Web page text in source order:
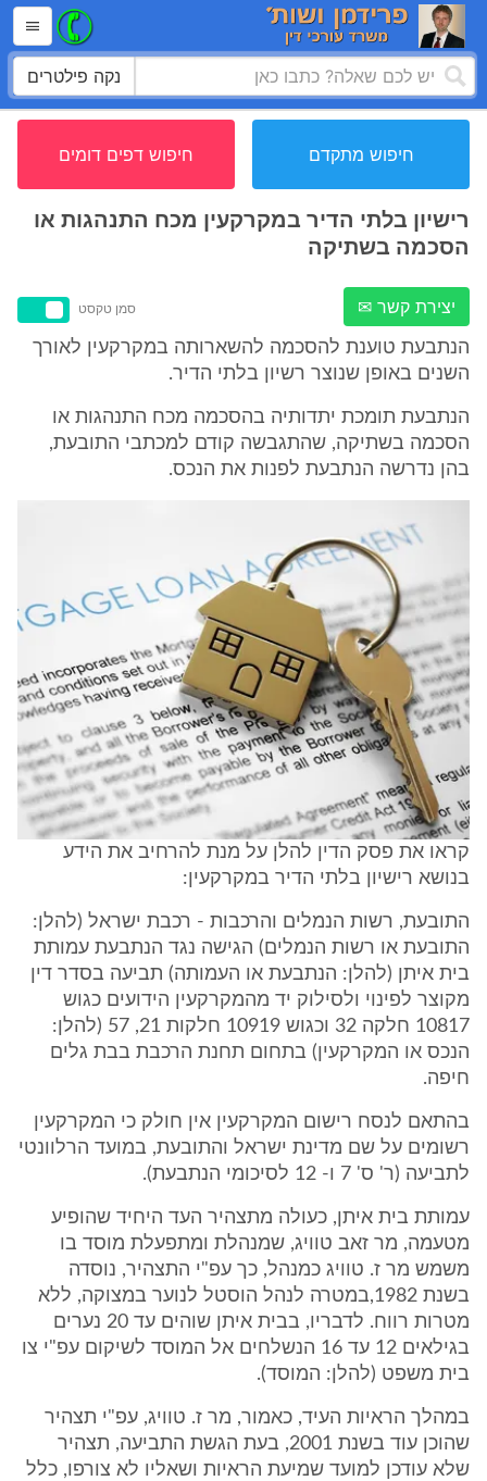
נקה פילטרים
חיפוש מתקדם חיפוש דפים דומים
רישיון בלתי הדיר במקרקעין מכח התנהגות או
הסכמה בשתיקה
יצירת קשר ✉ סמן טקסט
הנתבעת טוענת להסכמה להשארותה במקרקעין לאורך
השנים באופן שנוצר רשיון בלתי הדיר.
הנתבעת תומכת יתדותיה בהסכמה מכח התנהגות או
הסכמה בשתיקה, שהתגבשה קודם למכתבי התובעת,
בהן נדרשה הנתבעת לפנות את הנכס.
קראו את פסק הדין להלן על מנת להרחיב את הידע
בנושא רישיון בלתי הדיר במקרקעין:
התובעת, רשות הנמלים והרכבות - רכבת ישראל (להלן:
התובעת או רשות הנמלים) הגישה נגד הנתבעת עמותת
בית איתן (להלן: הנתבעת או העמותה) תביעה בסדר דין
מקוצר לפינוי ולסילוק יד מהמקרקעין הידועים כגוש
10817 חלקה 32 וכגוש 10919 חלקות 21, 57 (להלן:
הנכס או המקרקעין) בתחום תחנת הרכבת בבת גלים
חיפה.
בהתאם לנסח רישום המקרקעין אין חולק כי המקרקעין
רשומים על שם מדינת ישראל והתובעת, במועד הרלוונטי
לתביעה (ר' ס' 7 ו- 12 לסיכומי הנתבעת).
עמותת בית איתן, כעולה מתצהיר העד היחיד שהופיע
מטעמה, מר זאב טוויג, שמנהלת ומתפעלת מוסד בו
משמש מר ז. טוויג כמנהל, כך עפ"י התצהיר, נוסדה
בשנת 1982,במטרה לנהל הוסטל לנוער במצוקה, ללא
מטרות רווח. לדבריו, בבית איתן שוהים עד 20 נערים
בגילאים 12 עד 16 הנשלחים אל המוסד לשיקום עפ"י צו
בית משפט (להלן: המוסד).
במהלך הראיות העיד, כאמור, מר ז. טוויג, עפ"י תצהיר
שהוכן עוד בשנת 2001, בעת הגשת התביעה, תצהיר
שלא עודכן למועד שמיעת הראיות ושאליו לא צורפו, כלל